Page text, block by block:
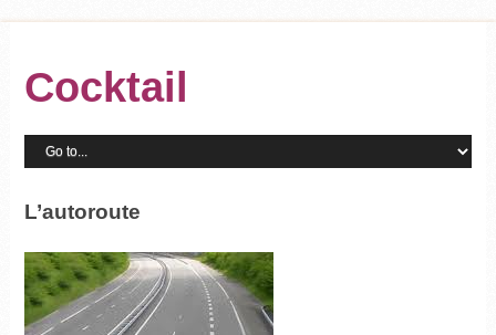
Cocktail
L’autoroute